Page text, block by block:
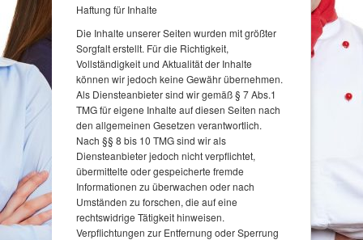
Haftung für Inhalte
Die Inhalte unserer Seiten wurden mit größter
Sorgfalt erstellt. Für die Richtigkeit,
Vollständigkeit und Aktualität der Inhalte
können wir jedoch keine Gewähr übernehmen.
Als Diensteanbieter sind wir gemäß § 7 Abs.1
TMG für eigene Inhalte auf diesen Seiten nach
den allgemeinen Gesetzen verantwortlich.
Nach §§ 8 bis 10 TMG sind wir als
Diensteanbieter jedoch nicht verpflichtet,
übermittelte oder gespeicherte fremde
Informationen zu überwachen oder nach
Umständen zu forschen, die auf eine
rechtswidrige Tätigkeit hinweisen.
Verpflichtungen zur Entfernung oder Sperrung